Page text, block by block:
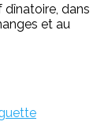
dînatoire, dans
et au